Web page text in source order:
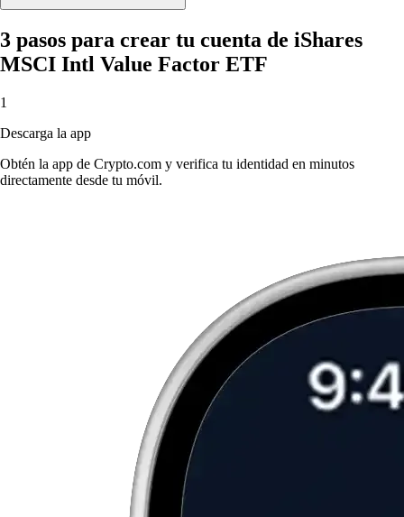
3 pasos para crear tu cuenta de iShares
MSCI Intl Value Factor ETF
1
Descarga la app
Obtén la app de Crypto.com y verifica tu identidad en minutos
directamente desde tu móvil.